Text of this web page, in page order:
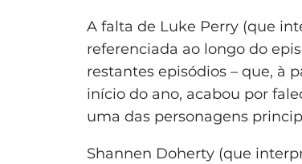
A falta de Luke Perry (que
referenciada ao longo do
restantes episódios – que, à
início do ano, acabou por
uma das personagens
Shannen Doherty (que